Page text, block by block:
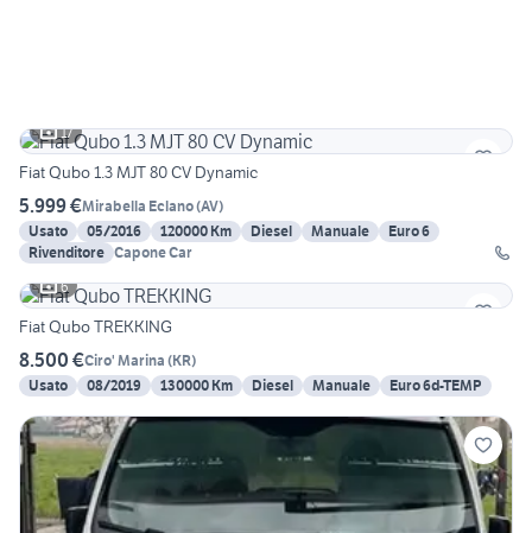
17
Fiat Qubo 1.3 MJT 80 CV Dynamic
5.999 €Mirabella Eclano(AV)
Usato
05/2016 120000 Km Diesel Manuale
Euro 6
Rivenditore Capone Car
6
Fiat Qubo TREKKING
8.500 €Ciro' Marina (KR)
Usato
08/2019 130000 Km Diesel Manuale Euro 6d-TEMP